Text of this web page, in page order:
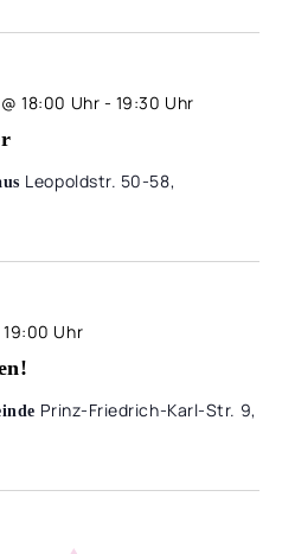
18:00 Uhr - 19:30 Uhr
Leopoldstr. 50-58,
19:00 Uhr
Prinz-Friedrich-Karl-Str. 9,